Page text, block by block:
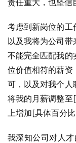
责任重大，也坚信
考虑到新岗位的工
以及我将为公司
不能完全匹配我的
位价值相符的薪资
可，以及对我个人
将我的月薪调整
上增加[具体百分
我深知公司对人